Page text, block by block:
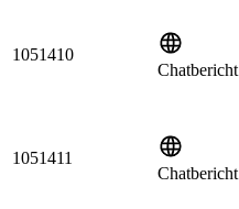
1051410
Chatbericht
1051411
Chatbericht